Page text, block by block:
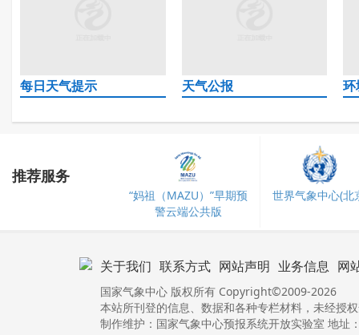
每日天气提示 天气公报
推荐服务
“妈祖（MAZU）”早期预
警云端公共版
世界气象中心(北
关于我们 联系方式 网站声明 业务信息 网
国家气象中心 版权所有 Copyright©2009-2026
本站所刊登的信息、数据和各种专栏材料，未经授
制作维护：国家气象中心预报系统开放实验室 地址